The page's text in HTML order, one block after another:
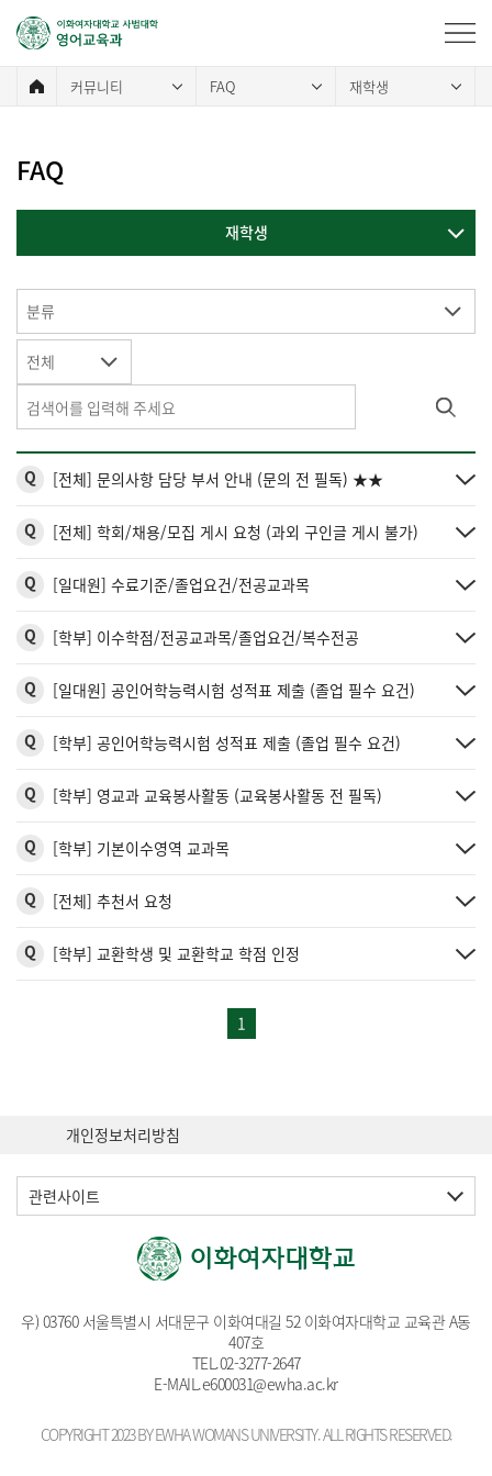
커뮤니티 FAQ 재학생
FAQ
재학생
분류
전체
Q [전체] 문의사항 담당 부서 안내 (문의 전 필독) ★★
Q [전체] 학회/채용/모집 게시 요청 (과외 구인글 게시 불가)
Q [일대원] 수료기준/졸업요건/전공교과목
Q [학부] 이수학점/전공교과목/졸업요건/복수전공
Q [일대원] 공인어학능력시험 성적표 제출 (졸업 필수 요건)
Q [학부] 공인어학능력시험 성적표 제출 (졸업 필수 요건)
Q [학부] 영교과 교육봉사활동 (교육봉사활동 전 필독)
Q [학부] 기본이수영역 교과목
Q [전체] 추천서 요청
Q [학부] 교환학생 및 교환학교 학점 인정
1
개인정보처리방침
관련사이트
우) 03760 서울특별시 서대문구 이화여대길 52 이화여자대학교 교육관 A동
407호
TEL.02-3277-2647
E-MAIL.e600031@ewha.ac.kr
COPYRIGHT 2023 BY EWHA WOMANS UNIVERSITY. ALL RIGHTS RESERVED.